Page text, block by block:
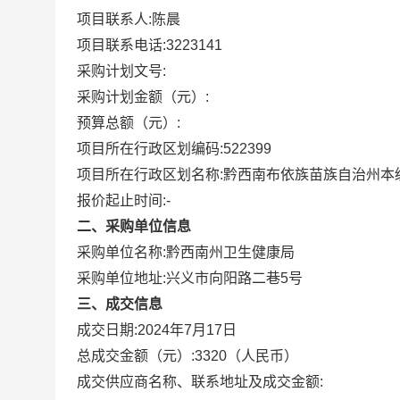
项目联系人: 陈晨
项目联系电话:3223141
采购计划文号:
采购计划金额（元）:
预算总额（元）:
项目所在行政区划编码:522399
项目所在行政区划名称:黔西南布依族苗族自治州本
报价起止时间:-
二、采购单位信息
采购单位名称:黔西南州卫生健康局
采购单位地址:兴义市向阳路二巷5号
三、成交信息
成交日期:2024年7月17日
总成交金额（元）:3320 （人民币）
成交供应商名称、联系地址及成交金额: